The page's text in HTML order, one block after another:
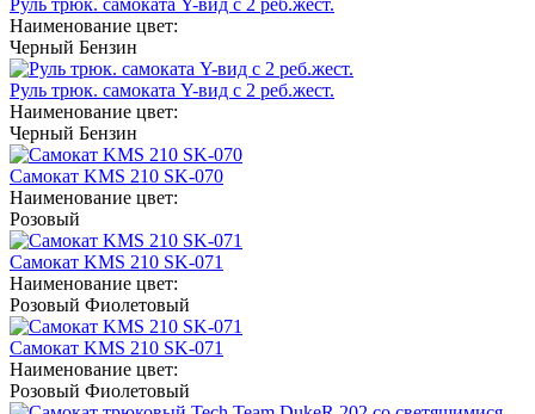
Руль трюк. самоката Y-вид с 2 реб.жест.
Наименование цвет:
Черный Бензин
Руль трюк. самоката Y-вид с 2 реб.жест.
Наименование цвет:
Черный Бензин
Самокат KMS 210 SK-070
Наименование цвет:
Розовый
Самокат KMS 210 SK-071
Наименование цвет:
Розовый Фиолетовый
Самокат KMS 210 SK-071
Наименование цвет:
Розовый Фиолетовый